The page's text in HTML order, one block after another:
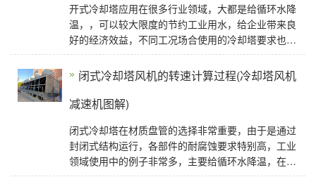
开式冷却塔应用在很多行业领域，大都是给循环水降
温，，可以较大限度的节约工业用水，给企业带来良
好的经济效益，不同工况场合使用的冷却塔要求也是
不同，选型参数要求也在变化，需要根据使用者提供
工况参数进
闭式冷却塔风机的转速计算过程(冷却塔风机
减速机图解)
闭式冷却塔在材质盘管的选择非常重要，由于是通过
封闭式结构运行，各部件的耐腐蚀要求特别高，工业
领域使用中的例子非常多，主要给循环水降温，在节
能减排的大环境要求下，冷却塔自身的节能刻不容